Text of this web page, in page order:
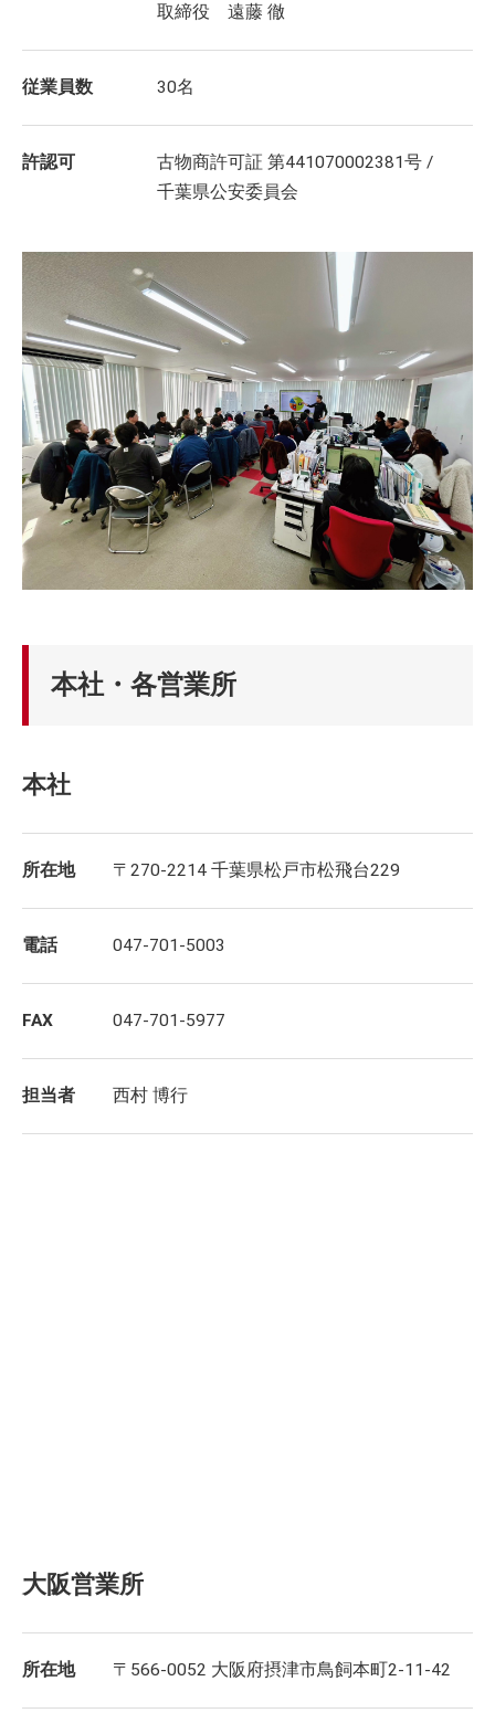
取締役 遠藤 徹
従業員数 30名
許認可
古物商許可証 第441070002381号 /
千葉県公安委員会
本社・各営業所
本社
所在地 〒270-2214 千葉県松戸市松飛台229
電話 047-701-5003
FAX 047-701-5977
担当者 西村 博行
大阪営業所
所在地 〒566-0052 大阪府摂津市鳥飼本町2-11-42